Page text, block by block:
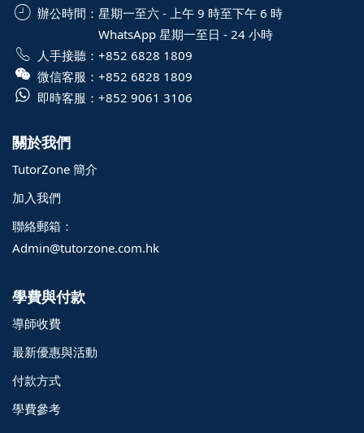
辦公時間： 星期一至六 - 上午 9 時至下午 6 時
WhatsApp 星期一至日 - 24 小時
人手接聽： +852 6828 1809
微信客服： +852 6828 1809
即時客服： +852 9061 3106
關於我們
TutorZone 簡介
加入我們
聯絡郵箱：
Admin@tutorzone.com.hk
學費與付款
導師收費
最新優惠與活動
付款方式
學費參考